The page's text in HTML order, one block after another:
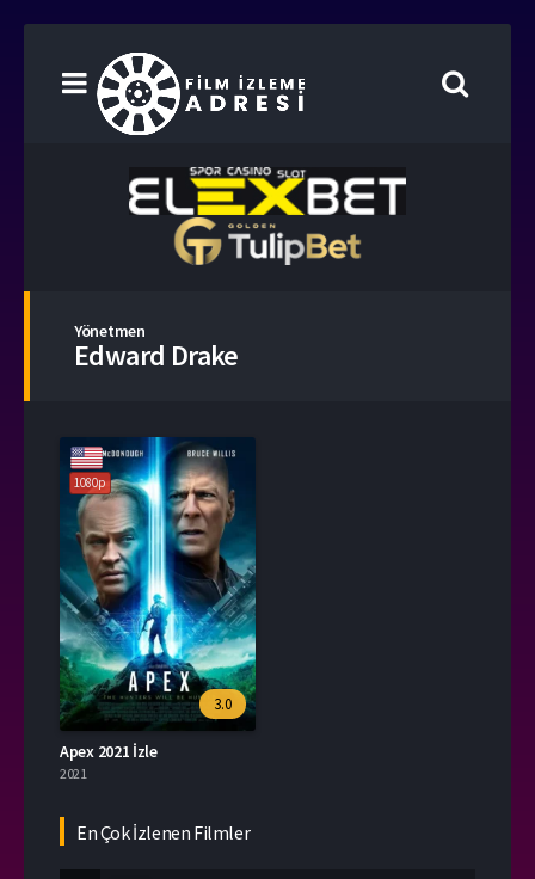
Yönetmen
Edward Drake
1080p
3.0
Apex 2021 İzle
2021
En Çok İzlenen Filmler